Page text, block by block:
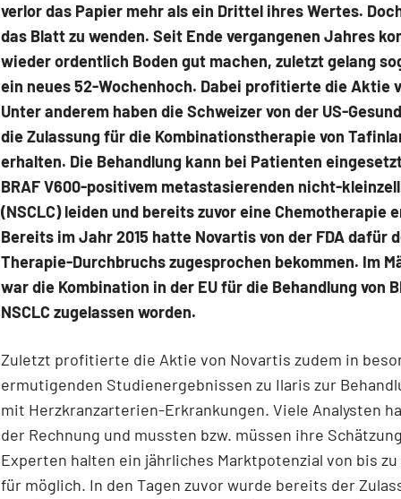
verlor das Papier mehr als ein Drittel ihres Wertes.
das Blatt zu wenden. Seit Ende vergangenen Jahres
wieder ordentlich Boden gut machen, zuletzt gelang
ein neues 52-Wochenhoch. Dabei profitierte die Aktie
Unter anderem haben die Schweizer von der US-
die Zulassung für die Kombinationstherapie von
erhalten. Die Behandlung kann bei Patienten
BRAF V600-positivem metastasierenden nicht-
(NSCLC) leiden und bereits zuvor eine Chemotherapie
Bereits im Jahr 2015 hatte Novartis von der FDA dafür
Therapie-Durchbruchs zugesprochen bekommen. Im
war die Kombination in der EU für die Behandlung von
NSCLC zugelassen worden.
Zuletzt profitierte die Aktie von Novartis zudem in
ermutigenden Studienergebnissen zu Ilaris zur
mit Herzkranzarterien-Erkrankungen. Viele Analysten
der Rechnung und mussten bzw. müssen ihre
Experten halten ein jährliches Marktpotenzial von bis
für möglich. In den Tagen zuvor wurde bereits der